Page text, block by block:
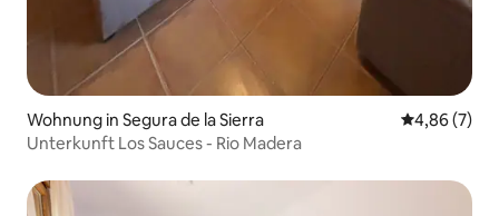
Wohnung in Segura de la Sierra
4,86 (7)
Unterkunft Los Sauces - Rio Madera